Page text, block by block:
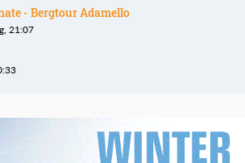
- Bergtour Adamello
21:07